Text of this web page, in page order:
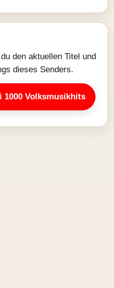
den aktuellen Titel und
dieses Senders.
1000 Volksmusikhits